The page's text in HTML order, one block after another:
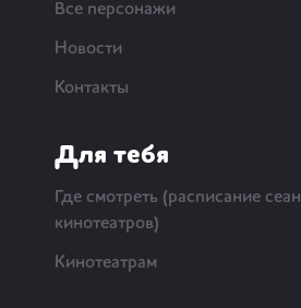
Все персонажи
Новости
Контакты
Для тебя
Где смотреть (расписание
кинотеатров)
Кинотеатрам